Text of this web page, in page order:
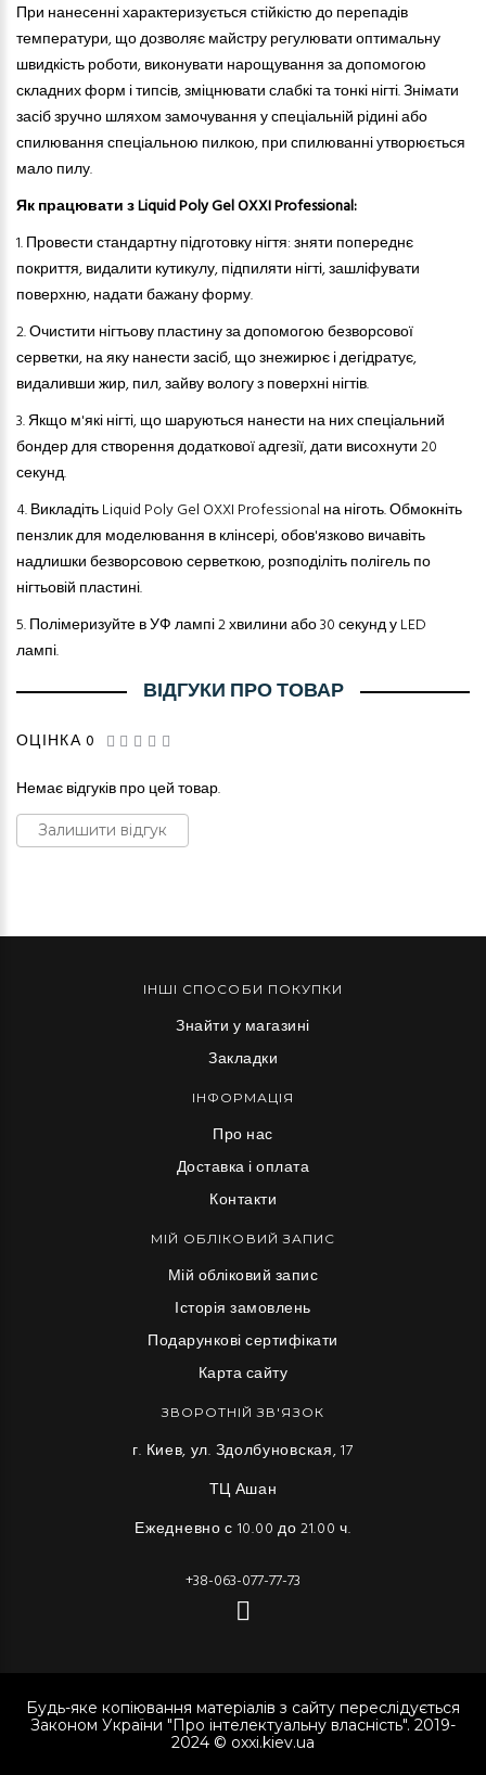
При нанесенні характеризується стійкістю до перепадів
температури, що дозволяє майстру регулювати оптимальну
швидкість роботи, виконувати нарощування за допомогою
складних форм і типсів, зміцнювати слабкітатонкі нігті. Знімати
засіб зручно шляхом замочування у спеціальній рідині або
спилювання спеціальною пилкою, при спилюванні утворюється
мало пилу.
Як працювати з Liquid Poly Gel OXXI Professional:
1. Провести стандартну підготовку нігтя: зняти попереднє
покриття, видалити кутикулу, підпиляти нігті, зашліфувати
поверхню, надати бажану форму.
2.Очистити нігтьову пластину за допомогою безворсової
серветки, на яку нанести засіб, що знежирює і дегідратує,
видаливши жир, пил, зайву вологу з поверхні нігтів.
3.Якщо м'які нігті, що шаруються нанести на них спеціальний
бондер для створення додаткової адгезії, дати висохнути 20
секунд.
4.Викладіть Liquid Poly Gel OXXI Professional на ніготь. Обмокніть
пензлик для моделювання в клінсері, обов'язково вичавіть
надлишки безворсовоюсерветкою, розподіліть полігель по
нігтьовій пластині.
5.Полімеризуйте в УФ лампі 2 хвилини або 30 секунд у LED
лампі.
ВІДГУКИ ПРО ТОВАР
ОЦІНКА 0
Немає відгуків про цей товар.
Залишити відгук
ІНШІ СПОСОБИ ПОКУПКИ
Знайти у магазині
Закладки
ІНФОРМАЦІЯ
Про нас
Доставка і оплата
Контакти
МІЙ ОБЛІКОВИЙ ЗАПИС
Мій обліковий запис
Історія замовлень
Подарункові сертифікати
Карта сайту
ЗВОРОТНІЙ ЗВ'ЯЗОК
г. Киев, ул. Здолбуновская, 17
ТЦ Ашан
Ежедневно с 10.00 до 21.00 ч.
+38-063-077-77-73
Будь-яке копіювання матеріалів з сайту переслідується
Законом України "Про інтелектуальну власність". 2019-
2024 © oxxi.kiev.ua